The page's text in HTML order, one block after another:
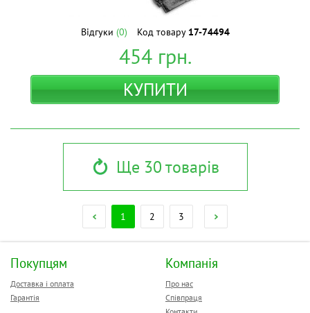
Відгуки (0) Код товару 17-74494
454грн.
КУПИТИ
Ще 30 товарів
1 2 3
Покупцям
Доставка і оплата
Гарантія
Компанія
Про нас
Співпраця